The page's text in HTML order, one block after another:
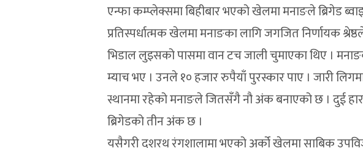
एन्फा कम्प्लेक्समा बिहीबार भएको खेलमा मनाङले ब्रिगेड
प्रतिस्पर्धात्मक खेलमा मनाङका लागि जगजित निर्णायक
भिडाल लुइसको पासमा वान टच जाली चुमाएका थिए ।
म्याच भए । उनले १० हजार रुपैयाँ पुरस्कार पाए । जारी
स्थानमा रहेको मनाङले जितसँगै नौ अंक बनाएको छ । दुई
ब्रिगेडको तीन अंक छ ।
यसैगरी दशरथ रंगशालामा भएको अर्को खेलमा साबिक